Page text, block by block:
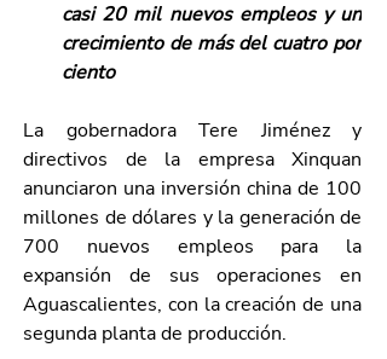
casi 20 mil nuevos empleos y un
crecimiento de más del cuatro por
ciento
La gobernadora Tere Jiménez y
directivos de la empresa Xinquan
anunciaron una inversión china de 100
millones de dólares y la generación de
700 nuevos empleos para la
expansión de sus operaciones en
Aguascalientes, con la creación de una
segunda planta de producción.